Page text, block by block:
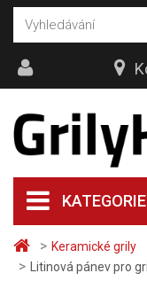
> Keramické grily
> Litinová pánev pro